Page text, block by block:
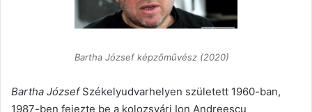
Bartha József képzőművész (2020)
Bartha JózsefSzékelyudvarhelyen született 1960-ban,
1987-ben fejezte be a kolozsvári Ion Andreescu